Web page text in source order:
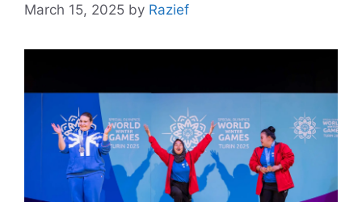
March 15, 2025 by Razief